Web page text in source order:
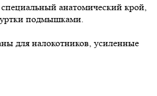
анатомический крой,
подмышками.
налокотников, усиленные